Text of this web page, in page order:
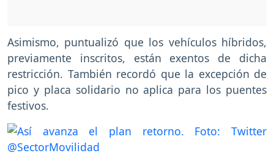
Asimismo, puntualizó que los vehículos híbridos,
previamente inscritos, están exentos de dicha
restricción. También recordó que la excepción de
pico y placa solidario no aplica para los puentes
festivos.